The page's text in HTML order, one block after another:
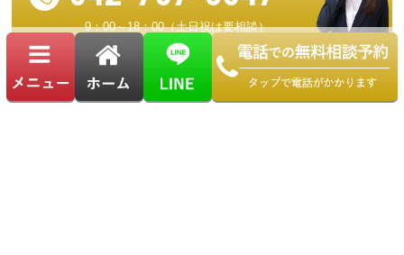
9：00～18：00（土日祝は要相談）